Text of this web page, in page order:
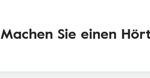
Machen Sie einen